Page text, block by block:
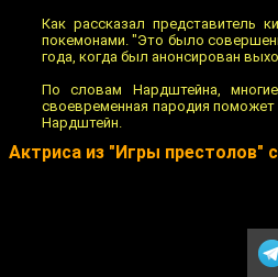
Как рассказал представитель
покемонами. "Это было
года, когда был анонсирован
По словам Нардштейна,
своевременная пародия
Нардштейн.
Актриса из "Игры престолов"